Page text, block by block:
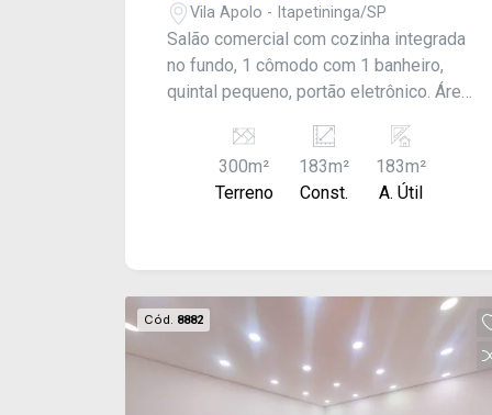
Vila Apolo - Itapetininga/SP
Salão comercial com cozinha integrada
no fundo, 1 cômodo com 1 banheiro,
quintal pequeno, portão eletrônico. Área
300m²
Terreno
183m²
Const.
183m²
A. Útil
Cód. 8882